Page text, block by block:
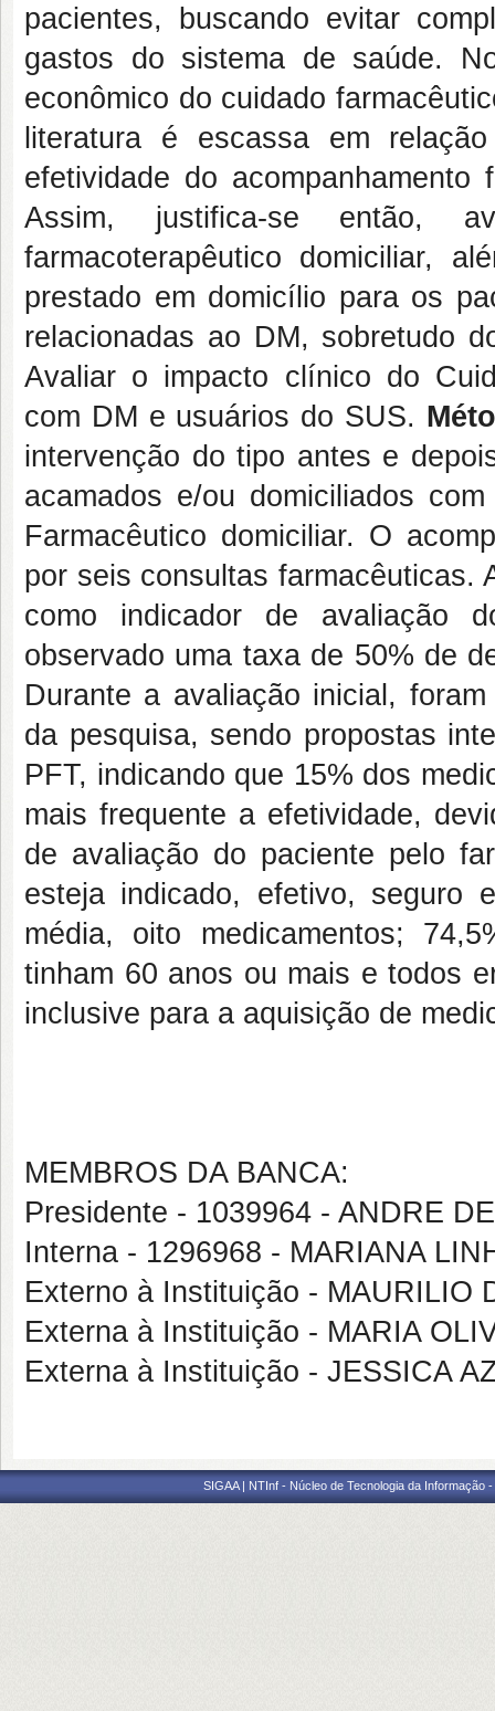
pacientes, buscando evitar
gastos do sistema de saúde.
econômico do cuidado
literatura é escassa em
efetividade do
Assim, justifica-se então,
farmacoterapêutico domiciliar,
prestado em domicílio para os
relacionadas ao DM, sobretudo
Avaliar o impacto clínico do
com DM e usuários do SUS.
intervenção do tipo antes e
acamados e/ou domiciliados
Farmacêutico domiciliar. O
por seis consultas farmacêuticas.
como indicador de avaliação
observado uma taxa de 50% de
Durante a avaliação inicial,
da pesquisa, sendo propostas
PFT, indicando que 15% dos
mais frequente a efetividade,
de avaliação do paciente pelo
esteja indicado, efetivo, seguro
média, oito medicamentos;
tinham 60 anos ou mais e todos
inclusive para a aquisição de
MEMBROS DA BANCA:
Presidente - 1039964 - ANDRE
Interna - 1296968 - MARIANA
Externo à Instituição - MAURILIO
Externa à Instituição - MARIA
Externa à Instituição - JESSICA
SIGAA | NTInf - Núcleo de Tecnologia da